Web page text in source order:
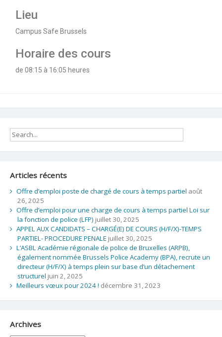
Lieu
Campus Safe Brussels
Horaire des cours
de 08:15 à 16:05 heures
Articles récents
Offre d’emploi poste de chargé de cours à temps partiel août
26, 2025
Offre d’emploi pour une charge de cours à temps partiel Loi sur
la fonction de police (LFP) juillet 30, 2025
APPEL AUX CANDIDATS – CHARGÉ(E) DE COURS (H/F/X)-TEMPS
PARTIEL- PROCEDURE PENALE juillet 30, 2025
L’ASBL Académie régionale de police de Bruxelles (ARPB),
également nommée Brussels Police Academy (BPA), recrute un
directeur (H/F/X) à temps plein sur base d’un détachement
structurel juin 2, 2025
Meilleurs vœux pour 2024 ! décembre 31, 2023
Archives